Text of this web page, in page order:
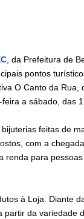
, da Prefeitura de
pontos
O Canto da Rua,
a sábado, das
feitas de
com a
renda para
à Loja. Diante
da variedade